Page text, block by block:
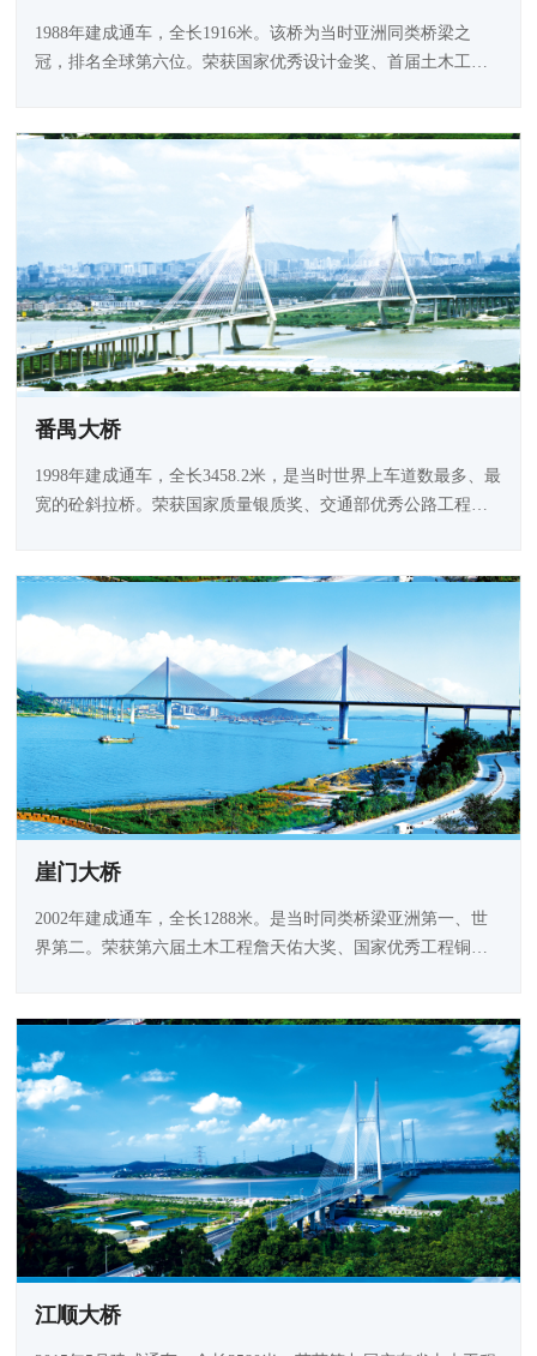
1988年建成通车，全长1916米。该桥为当时亚洲同类桥梁之
冠，排名全球第六位。荣获国家优秀设计金奖、首届土木工程
番禺大桥
1998年建成通车，全长3458.2米，是当时世界上车道数最多、最
宽的砼斜拉桥。荣获国家质量银质奖、交通部优秀公路工程设
崖门大桥
2002年建成通车，全长1288米。是当时同类桥梁亚洲第一、世
界第二。荣获第六届土木工程詹天佑大奖、国家优秀工程铜质
江顺大桥